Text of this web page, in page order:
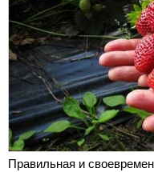
Правильная и